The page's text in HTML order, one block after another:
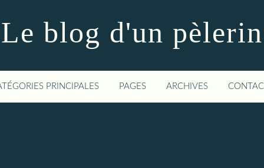
Le blog d'un pèlerin
PRINCIPALES PAGES ARCHIVES